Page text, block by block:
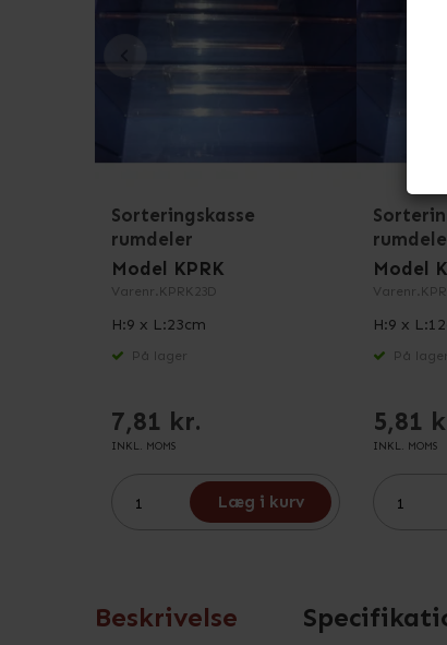
Sorteringskasse
rumdeler
Model KPRK
Varenr. KPRK23D
H:9 x L:23cm
På lager
7,81 kr.
INKL. MOMS
Læg i kurv
Model
Varenr.
H:9 x
På lager
5,81
INKL. MOMS
Beskrivelse